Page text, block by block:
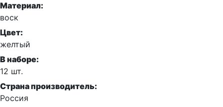
Материал:
воск
Цвет:
желтый
В наборе:
12 шт.
Страна производитель:
Россия